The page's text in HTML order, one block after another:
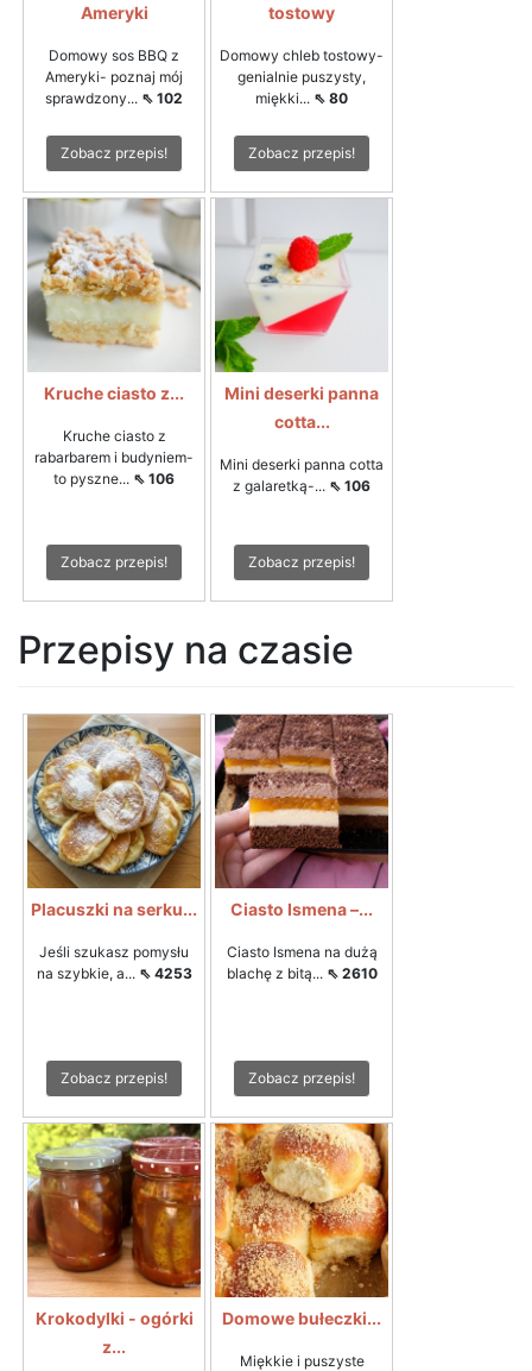
Ameryki
Domowy sos BBQ z
Ameryki- poznaj mój
sprawdzony... ⇖ 102
Zobacz przepis!
tostowy
Domowy chleb tostowy-
genialnie puszysty,
miękki... ⇖ 80
Zobacz przepis!
Kruche ciasto z...
Kruche ciasto z
rabarbarem i budyniem-
to pyszne... ⇖ 106
Zobacz przepis!
Mini deserki panna
cotta...
Mini deserki panna cotta
z galaretką-... ⇖ 106
Zobacz przepis!
Przepisy na czasie
Placuszki na serku...
Jeśli szukasz pomysłu
na szybkie, a... ⇖ 4253
Zobacz przepis!
Ciasto Ismena –...
Ciasto Ismena na dużą
blachę z bitą... ⇖ 2610
Zobacz przepis!
Krokodylki - ogórki
z...
Domowe bułeczki...
Miękkie i puszyste